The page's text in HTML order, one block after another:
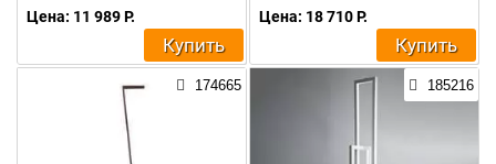
Цена: 11 989 Р.
Купить
Цена: 18 710 Р.
Купить
174665 185216